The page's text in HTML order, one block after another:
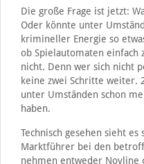
Die große Frage ist jetzt:
Oder könnte unter
krimineller Energie so
ob Spielautomaten einfach
nicht. Denn wer sich nicht
keine zwei Schritte weiter.
unter Umständen schon
haben.
Technisch gesehen sieht es
Marktführer bei den
nehmen entweder Novline